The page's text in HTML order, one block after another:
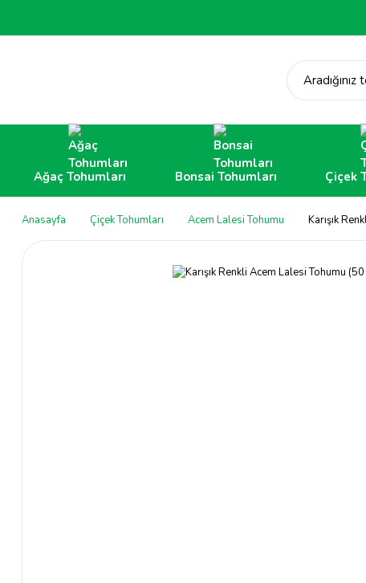
Aradığınız
Ağaç Tohumları Bonsai Tohumları Çiçek
Anasayfa Çiçek Tohumları Acem Lalesi Tohumu Karışık